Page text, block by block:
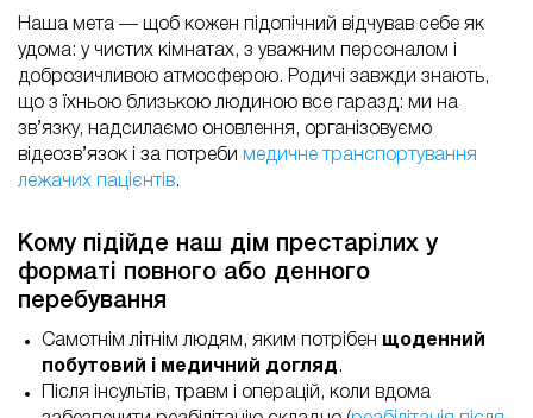
Наша мета — щоб кожен підопічний відчував себе як
удома: у чистих кімнатах, з уважним персоналом і
доброзичливою атмосферою. Родичі завжди знають,
що з їхньою близькою людиною все гаразд: ми на
зв’язку, надсилаємо оновлення, організовуємо
відеозв’язок і за потреби медичне транспортування
лежачих пацієнтів.
Кому підійде наш дім престарілих у
форматі повного або денного
перебування
Самотнім літнім людям, яким потрібен
щоденний
побутовий і медичний догляд.
Після інсультів, травм і операцій, коли вдома